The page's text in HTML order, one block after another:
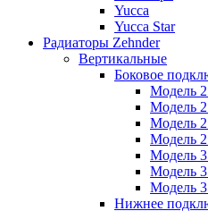
Yucca
Yucca Star
Радиаторы Zehnder
Вертикальные
Боковое
Модель
Модель
Модель
Модель
Модель
Модель
Модель
Нижнее